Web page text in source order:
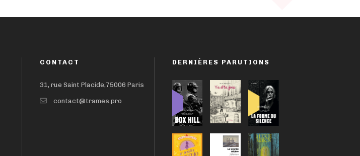
CONTACT
31, rue Saint Placide,75006 Paris
contact@trames.pro
DERNIÈRES PARUTIONS